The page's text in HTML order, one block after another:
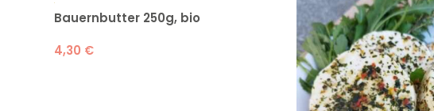
Bauernbutter 250g, bio
4,30 €